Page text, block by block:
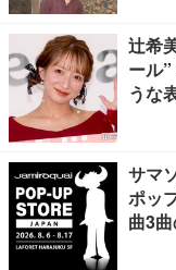
辻希
ール
うな
サマ
ポッ
曲3